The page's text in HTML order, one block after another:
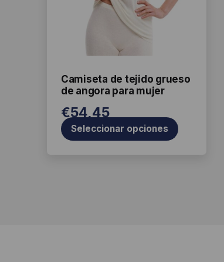
Camiseta de tejido grueso
de angora para mujer
€54,45
Seleccionar opciones
opciones
la
página
de
producto